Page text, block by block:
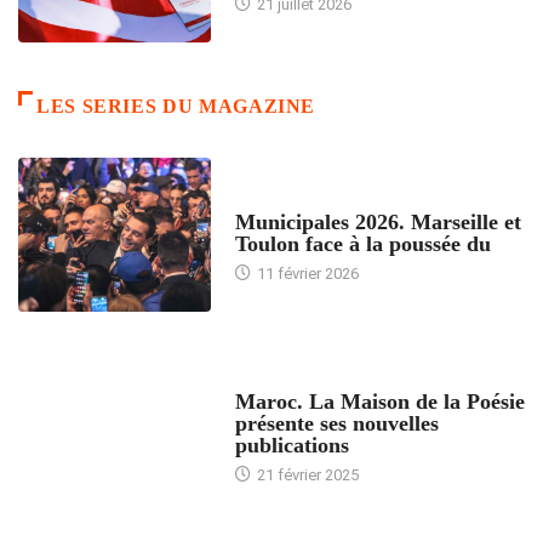
21 juillet 2026
LES SERIES DU MAGAZINE
Municipales 2026. Marseille et
Toulon face à la poussée du
11 février 2026
Maroc. La Maison de la Poésie
présente ses nouvelles
publications
21 février 2025